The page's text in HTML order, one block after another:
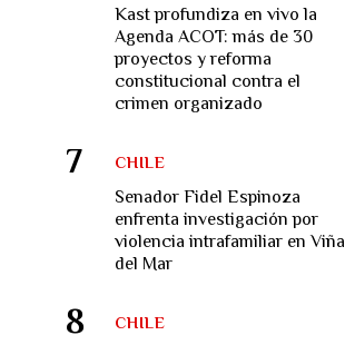
Kast profundiza en vivo la
Agenda ACOT: más de 30
proyectos y reforma
constitucional contra el
crimen organizado
Senador Fidel Espinoza
enfrenta investigación por
violencia intrafamiliar en Viña
del Mar
CHILE
CHILE